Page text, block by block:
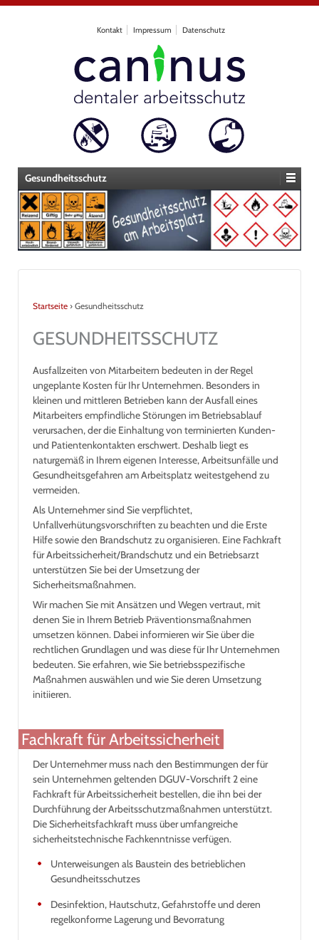
Kontakt Impressum Datenschutz
Gesundheitsschutz
Startseite › Gesundheitsschutz
GESUNDHEITSSCHUTZ
Ausfallzeiten von Mitarbeitern bedeuten in der Regel
ungeplante Kosten für Ihr Unternehmen. Besonders in
kleinen und mittleren Betrieben kann der Ausfall eines
Mitarbeiters empfindliche Störungen im Betriebsablauf
verursachen, der die Einhaltung von terminierten Kunden-
und Patientenkontakten erschwert. Deshalb liegt es
naturgemäß in Ihrem eigenen Interesse, Arbeitsunfälle und
Gesundheitsgefahren am Arbeitsplatz weitestgehend zu
vermeiden.
Als Unternehmer sind Sie verpflichtet,
Unfallverhütungsvorschriften zu beachten und die Erste
Hilfe sowie den Brandschutz zu organisieren. Eine Fachkraft
für Arbeitssicherheit/Brandschutz und ein Betriebsarzt
unterstützen Sie bei der Umsetzung der
Sicherheitsmaßnahmen.
Wir machen Sie mit Ansätzen und Wegen vertraut, mit
denen Sie in Ihrem Betrieb Präventionsmaßnahmen
umsetzen können. Dabei informieren wir Sie über die
rechtlichen Grundlagen und was diese für Ihr Unternehmen
bedeuten. Sie erfahren, wie Sie betriebsspezifische
Maßnahmen auswählen und wie Sie deren Umsetzung
initiieren.
Fachkraft für Arbeitssicherheit
Der Unternehmer muss nach den Bestimmungen der für
sein Unternehmen geltenden DGUV-Vorschrift 2 eine
Fachkraft für Arbeitssicherheit bestellen, die ihn bei der
Durchführung der Arbeitsschutzmaßnahmen unterstützt.
Die Sicherheitsfachkraft muss über umfangreiche
sicherheitstechnische Fachkenntnisse verfügen.
Unterweisungen als Baustein des betrieblichen
Gesundheitsschutzes
Desinfektion, Hautschutz, Gefahrstoffe und deren
regelkonforme Lagerung und Bevorratung